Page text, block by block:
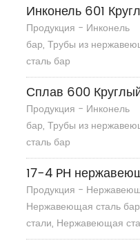
Инконель 601
Продукция - Инконель
бар, Трубы из
сталь бар
Сплав 600
Продукция - Инконель
бар, Трубы из
сталь бар
17-4 PH
Продукция -
Нержавеющая сталь
стали, Нержавеющая